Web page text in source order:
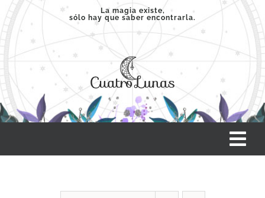
Saltar
contenido
La magia existe,
sólo hay que saber encontrarla.